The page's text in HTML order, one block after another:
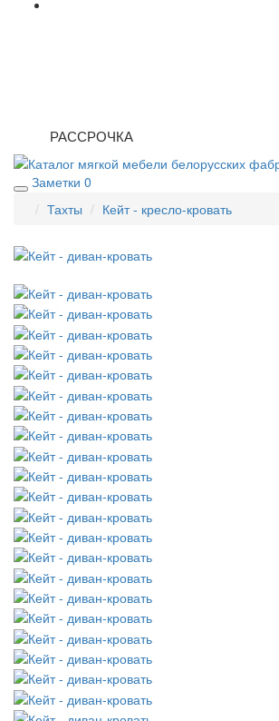
РАССРОЧКА
Заметки 0
Тахты
Кейт - кресло-кровать